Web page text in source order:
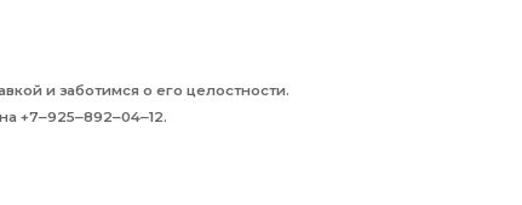
и заботимся о его целостности.
+7‒925‒892‒04‒12.